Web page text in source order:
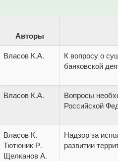
Авторы
Власов К.А.
К вопросу о
банковской
Власов К.А.
Вопросы
Российской
Власов К.
Тютюник Р.
Щелканов А.
Надзор за
развитии